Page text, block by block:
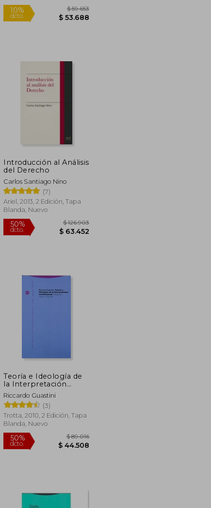
$ 59.238
Introducción al Análisis
del Derecho
Carlos Santiago Nino
(7)
Ariel, 2013, 2 Edición, Tapa
Blanda, Nuevo
Teoría e Ideología de
la Interpretación
Constitucional
Riccardo Guastini
(3)
Trotta, 2010, 2 Edición, Tapa
Blanda, Nuevo